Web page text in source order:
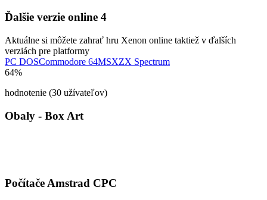
Ďalšie verzie online 4
Aktuálne si môžete zahrať hru Xenon online taktiež v ďalších
verziách pre platformy
PC DOSCommodore 64MSXZX Spectrum
64%
hodnotenie (30 užívateľov)
Obaly - Box Art
Počítače Amstrad CPC